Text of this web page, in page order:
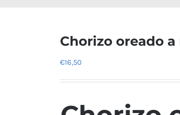
Chorizo oreado a
€16,50